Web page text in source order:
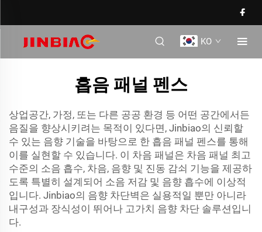
KO
흡음 패널 펜스
상업공간, 가정, 또는 다른 공공 환경 등 어떤 공간에서든
음질을 향상시키려는 목적이 있다면, Jinbiao의 신뢰할
수 있는 음향 기술을 바탕으로 한 흡음 패널 펜스를 통해
이를 실현할 수 있습니다. 이 차음 패널은 차음 패널 최고
수준의 소음 흡수, 차음, 음향 및 진동 감쇠 기능을 제공하
도록 특별히 설계되어 소음 저감 및 음향 흡수에 이상적
입니다. Jinbiao의 음향 차단벽은 실용적일 뿐만 아니라
내구성과 장식성이 뛰어나 고가치 음향 차단 솔루션입니
다.